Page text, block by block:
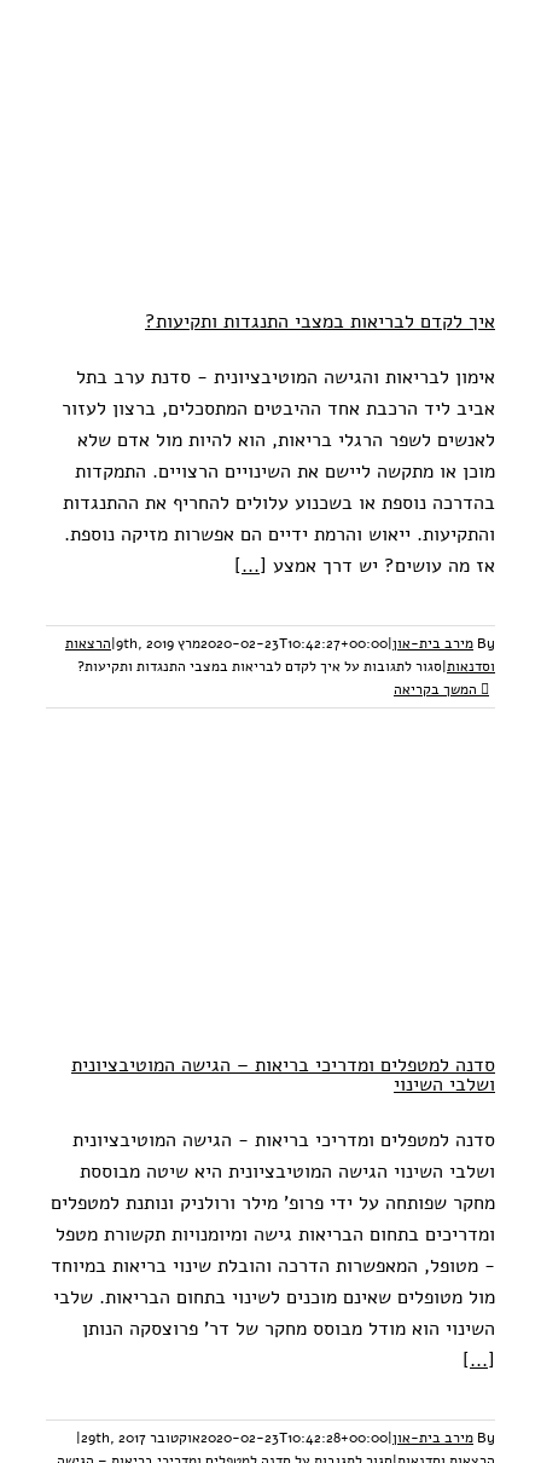
איך לקדם לבריאות במצבי התנגדות ותקיעות?
אימון לבריאות והגישה המוטיבציונית - סדנת ערב בתל
אביב ליד הרכבת אחד ההיבטים המתסכלים, ברצון לעזור
לאנשים לשפר הרגלי בריאות, הוא להיות מול אדם שלא
מוכן או מתקשה ליישם את השינויים הרצויים. התמקדות
בהדרכה נוספת או בשכנוע עלולים להחריף את ההתנגדות
והתקיעות. ייאוש והרמת ידיים הם אפשרות מזיקה נוספת.
אז מה עושים? יש דרך אמצע [...]
By מירב בית-און|
2020-02-23T10:42:27+00:00מרץ 9th, 2019 |הרצאות
וסדנאות|סגור לתגובות על איך לקדם לבריאות במצבי התנגדות ותקיעות?
המשך בקריאה
סדנה למטפלים ומדריכי בריאות – הגישה המוטיבציונית
ושלבי השינוי
סדנה למטפלים ומדריכי בריאות - הגישה המוטיבציונית
ושלבי השינוי הגישה המוטיבציונית היא שיטה מבוססת
מחקר שפותחה על ידי פרופ' מילר ורולניק ונותנת למטפלים
ומדריכים בתחום הבריאות גישה ומיומנויות תקשורת מטפל
- מטופל, המאפשרות הדרכה והובלת שינוי בריאות במיוחד
מול מטופלים שאינם מוכנים לשינוי בתחום הבריאות. שלבי
השינוי הוא מודל מבוסס מחקר של דר' פרוצסקה הנותן
[...]
By מירב בית-און|
2020-02-23T10:42:28+00:00אוקטובר 29th, 2017
|